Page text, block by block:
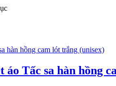
áo Tấc sa hàn hồng